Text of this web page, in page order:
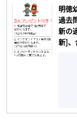
明徳
過去
新の
新]、